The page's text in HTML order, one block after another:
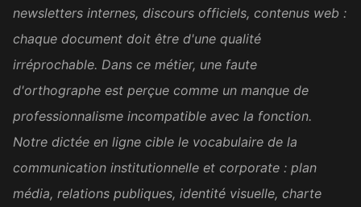
énormément. Aujourd'hui, j'ai
enfin la chance de pouvoir
Sophie M.
Candidate au concours de la
fonction publique
It was excellent. I found a job
now and will practice my
newsletters internes, discours officiels, contenus web :
chaque document doit être d'une qualité
irréprochable. Dans ce métier, une faute
d'orthographe est perçue comme un manque de
professionnalisme incompatible avec la fonction.
Notre dictée en ligne cible le vocabulaire de la
communication institutionnelle et corporate : plan
média, relations publiques, identité visuelle, charte